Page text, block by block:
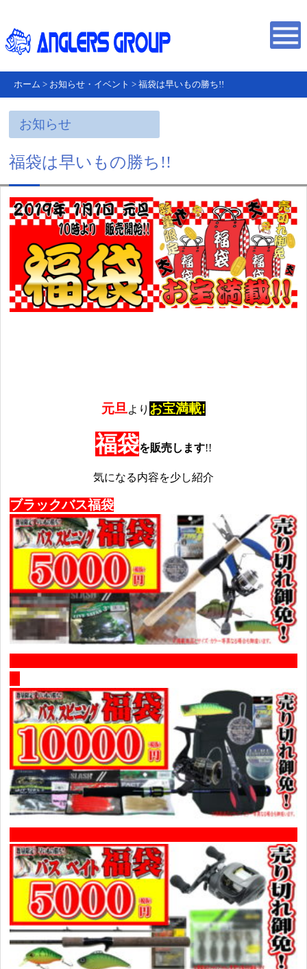
ホーム > お知らせ・イベント > 福袋は早いもの勝ち!!
お知らせ
福袋は早いもの勝ち!!
元旦より お宝満載!
福袋を販売します!!
気になる内容を少し紹介
ブラックバス福袋